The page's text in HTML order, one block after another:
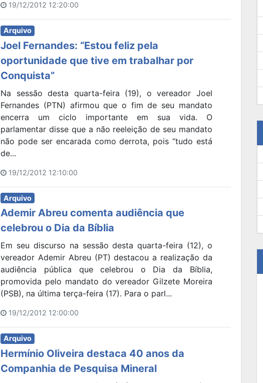
19/12/2012 12:20:00
Arquivo
Joel Fernandes: “Estou feliz pela
oportunidade que tive em trabalhar por
Conquista”
Na sessão desta quarta-feira (19), o vereador Joel
Fernandes (PTN) afirmou que o fim de seu mandato
encerra um ciclo importante em sua vida. O
parlamentar disse que a não reeleição de seu mandato
não pode ser encarada como derrota, pois “tudo está
de...
19/12/2012 12:10:00
Arquivo
Ademir Abreu comenta audiência que
celebrou o Dia da Bíblia
Em seu discurso na sessão desta quarta-feira (12), o
vereador Ademir Abreu (PT) destacou a realização da
audiência pública que celebrou o Dia da Bíblia,
promovida pelo mandato do vereador Gilzete Moreira
(PSB), na última terça-feira (17). Para o parl...
19/12/2012 12:00:00
Arquivo
Hermínio Oliveira destaca 40 anos da
Companhia de Pesquisa Mineral